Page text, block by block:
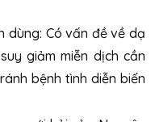
dùng: Có vấn đề về dạ
giảm miễn dịch cần
bệnh tình diễn biến